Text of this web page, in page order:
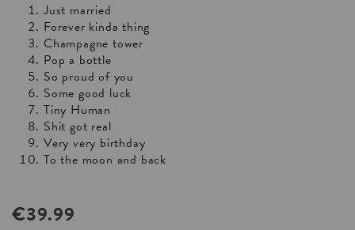
Just married
Forever kinda thing
Champagne tower
Pop a bottle
So proud of you
Some good luck
Tiny Human
Shit got real
Very very birthday
To the moon and back
€39.99